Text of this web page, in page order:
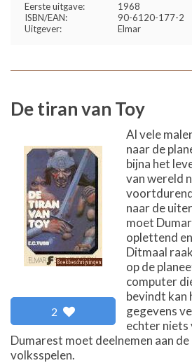
Eerste uitgave:
1968
ISBN/EAN:
90-6120-177-2
Uitgever:
Elmar
De tiran van Toy
2
Al vele
naar de
bijna het
van wereld
naar de
moet
oplettend
Ditmaal
op de
computer
bevindt kan
gegevens
echter niets
Dumarest moet deelnemen aan
volksspelen.